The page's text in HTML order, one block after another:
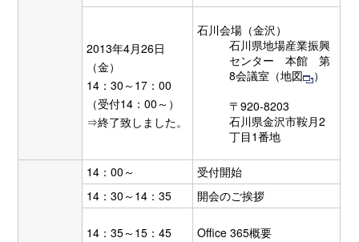
2013年4月26日
（金）
14：30～17：00
（受付14：00～）
⇒終了致しました。
石川会場（金沢）
石川県地場産業振興
センター 本館 第
8会議室（地図
）
〒920-8203
石川県金沢市鞍月2
丁目1番地
14：00～
受付開始
14：30～14：35
開会のご挨拶
14：35～15：45 Office 365概要